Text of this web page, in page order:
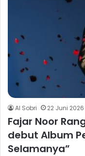
Al Sobri 22 Juni 2026
Fajar Noor
debut Album
Selamanya”